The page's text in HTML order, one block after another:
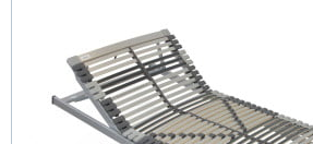
Nimbo 44 KFV - Lattenrost 70x210